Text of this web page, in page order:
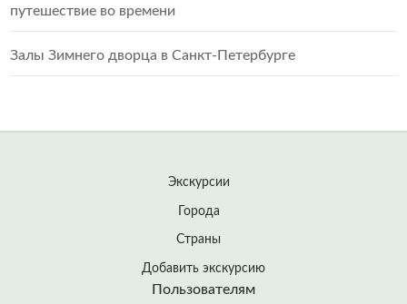
путешествие во времени
Залы Зимнего дворца в Санкт-Петербурге
Экскурсии
Города
Страны
Добавить экскурсию
Пользователям